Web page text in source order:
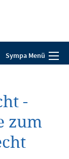
Sympa Menü
-
zum